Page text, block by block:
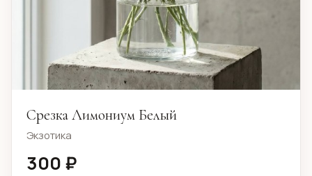
Срезка Лимониум Белый
Экзотика
300 ₽